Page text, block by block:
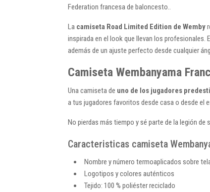
Federation francesa de baloncesto..
La camiseta Road Limited Edition de Wemby
inspirada en el look que llevan los profesionales.
además de un ajuste perfecto desde cualquier
Camiseta Wembanyama
Una camiseta de uno de los jugadores
a tus jugadores favoritos desde casa o desde el
No pierdas más tiempo y sé parte de la legión de
Caracteristicas camiseta
Nombre y número termoaplicados sobre
Logotipos y colores auténticos
Tejido: 100 % poliéster reciclado